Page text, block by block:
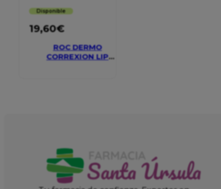
Disponible
19,60€
ROC DERMO
CORREXION LIP